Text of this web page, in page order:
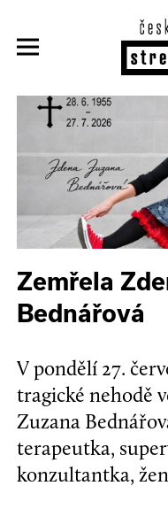
Zemřela
Bednářová
V pondělí 27.
tragické nehodě
Zuzana
terapeutka,
konzultantka,